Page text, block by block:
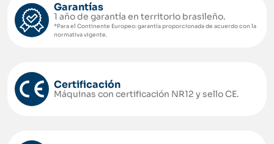
Garantías
1 año de garantía en territorio brasileño.
*Para el Continente Europeo: garantía proporcionada de acuerdo con la
normativa vigente.
Certificación
Máquinas con certificación NR12 y sello CE.